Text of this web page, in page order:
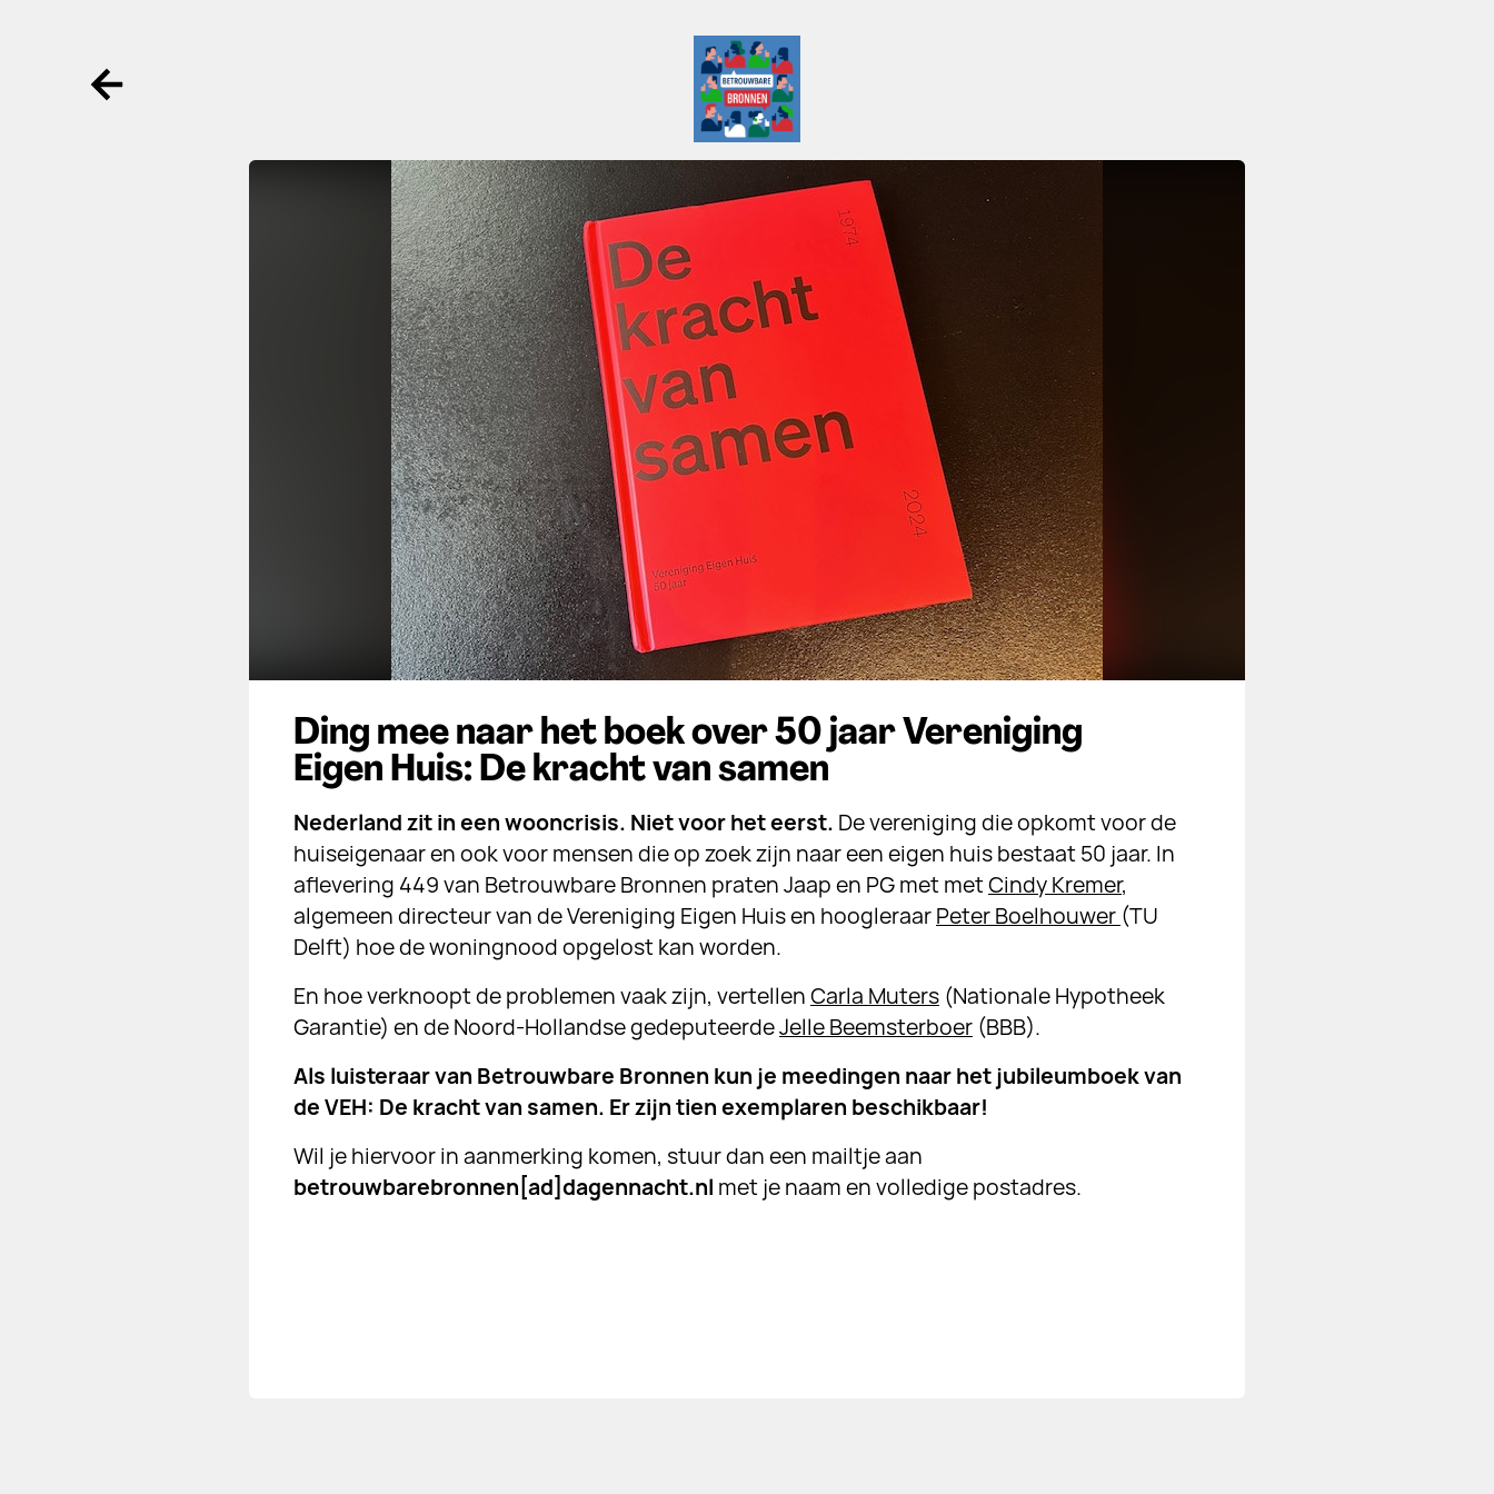
Ga terug
Betrouwbare Bronnen
Ding mee naar het boek over 50 jaar Vereniging
Eigen Huis: De kracht van samen
Nederland zit in een wooncrisis. Niet voor het eerst. De vereniging die opkomt voor de
huiseigenaar en ook voor mensen die op zoek zijn naar een eigen huis bestaat 50 jaar. In
aflevering 449 van Betrouwbare Bronnen praten Jaap en PG met metCindy Kremer,
algemeen directeur van de Vereniging Eigen Huis en hoogleraarPeter Boelhouwer (TU
Delft) hoe de woningnood opgelost kan worden.
En hoe verknoopt de problemen vaak zijn, vertellenCarla Muters(Nationale Hypotheek
Garantie) en de Noord-Hollandse gedeputeerdeJelle Beemsterboer(BBB).
Als luisteraar van Betrouwbare Bronnen kun je meedingen naar het jubileumboek van
de VEH: De kracht van samen. Er zijn tien exemplaren beschikbaar!
Wil je hiervoor in aanmerking komen, stuur dan een mailtje aan
betrouwbarebronnen[ad]dagennacht.nl met je naam en volledige postadres.